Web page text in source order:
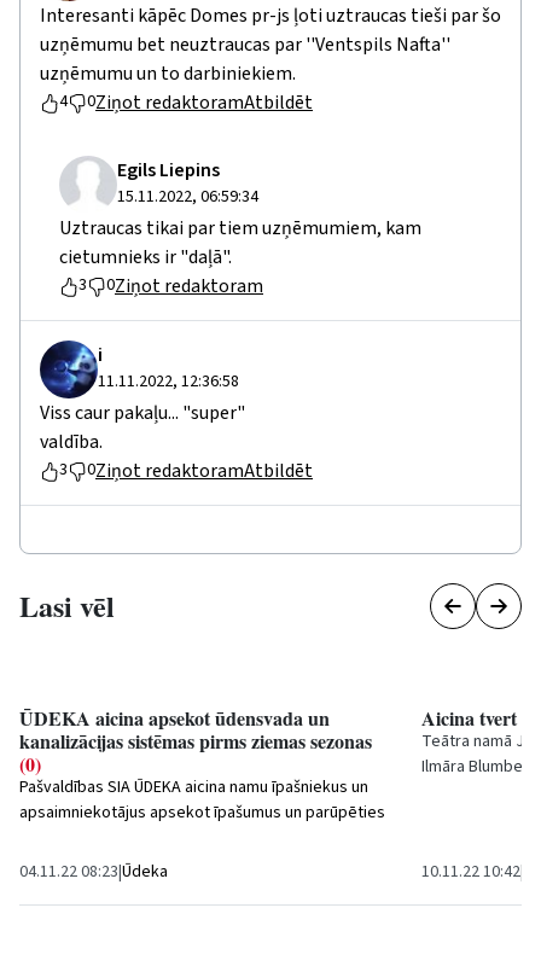
Interesanti kāpēc Domes pr-js ļoti uztraucas tieši par šo
uzņēmumu bet neuztraucas par ''Ventspils Nafta''
uzņēmumu un to darbiniekiem.
4 0Ziņot redaktoramAtbildēt
Egils Liepins
15.11.2022, 06:59:34
Uztraucas tikai par tiem uzņēmumiem, kam
cietumnieks ir "daļā".
3 0Ziņot redaktoram
i
11.11.2022, 12:36:58
Viss caur pakaļu... "super"
valdība.
3 0Ziņot redaktoramAtbildēt
Lasi vēl
ŪDEKA aicina apsekot ūdensvada un
kanalizācijas sistēmas pirms ziemas sezonas
(0)
Pašvaldības SIAŪDEKA aicina namu īpašniekus un
apsaimniekotājus apsekot īpašumus un parūpēties
04.11.22 08:23|Ūdeka
Aicina tvert
Teātra namā
Ilmāra
10.11.22 10:42|